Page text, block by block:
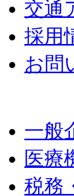
交通
採用
お問
一般
医療
税務